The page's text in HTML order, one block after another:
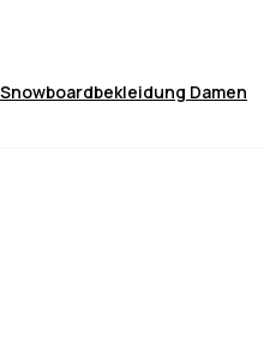
Snowboardbekleidung Damen